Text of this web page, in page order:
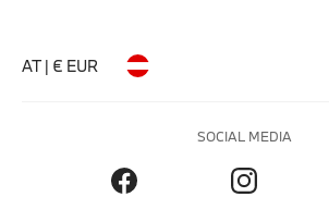
AT | € EUR
SOCIAL MEDIA